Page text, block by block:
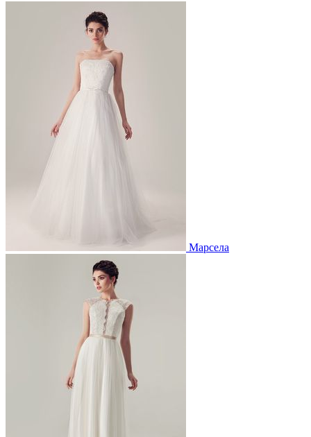
Марсела